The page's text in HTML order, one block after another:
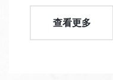
查看更多